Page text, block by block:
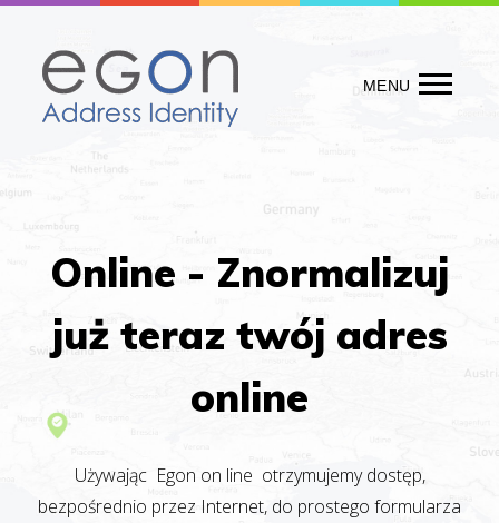
content
MENU
Online - Znormalizuj
już teraz twój adres
online
Używając Egon on line otrzymujemy dostęp,
bezpośrednio przez Internet, do prostego formularza